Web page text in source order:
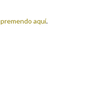
premendo aquí.